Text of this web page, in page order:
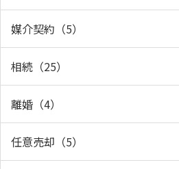
媒介契約（5）
相続（25）
離婚（4）
任意売却（5）